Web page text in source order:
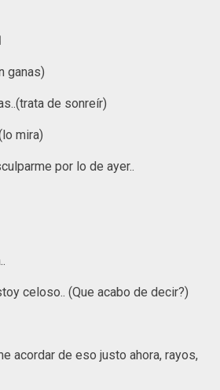
ganas)
de sonreír)
mira)
por lo de ayer..
celoso.. (Que acabo de decir?)
acordar de eso justo ahora, rayos,